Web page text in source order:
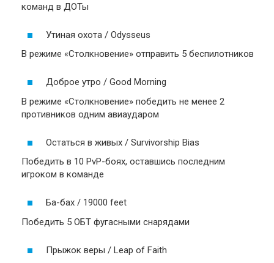
команд в ДОТы
Утиная охота / Odysseus
В режиме «Столкновение» отправить 5 беспилотников
Доброе утро / Good Morning
В режиме «Столкновение» победить не менее 2
противников одним авиаударом
Остаться в живых / Survivorship Bias
Победить в 10 PvP-боях, оставшись последним
игроком в команде
Ба-бах / 19000 feet
Победить 5 ОБТ фугасными снарядами
Прыжок веры / Leap of Faith